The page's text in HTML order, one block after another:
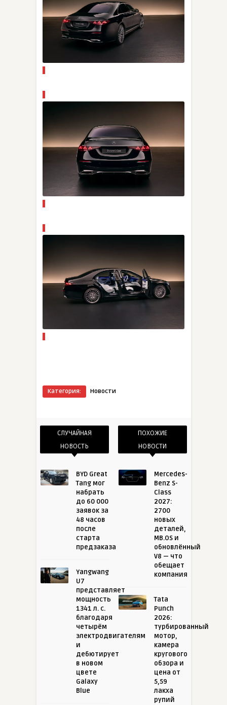
Категория: Новости
СЛУЧАЙНАЯ
НОВОСТЬ
BYD Great
Tang мог
набрать
до 60 000
заявок за
48 часов
после
старта
предзаказа
Yangwang
U7
представляет
мощность
1341 л. с.
благодаря
четырём
электродвигателям
и
дебютирует
в новом
цвете
Galaxy
Blue
ПОХОЖИЕ
НОВОСТИ
Mercedes-
Benz S-
Class
2027:
2700
новых
деталей,
MB.OS и
обновлённый
V8 — что
обещает
компания
Tata
Punch
2026:
турбированный
мотор,
камера
кругового
обзора и
цена от
5,59
лакха
рупий